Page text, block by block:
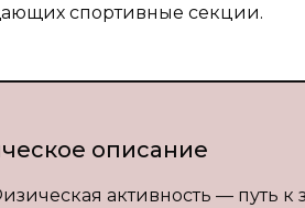
спортивные секции.
описание
активность — путь